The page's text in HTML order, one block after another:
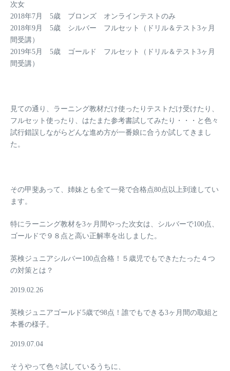
次女
2018年7月 5歳 ブロンズ オンラインテストのみ
2018年9月 5歳 シルバー フルセット（ドリル＆テスト3ヶ月
間受講）
2019年5月 5歳 ゴールド フルセット（ドリル＆テスト3ヶ月
間受講）
見ての通り、ラーニング教材だけ使ったりテストだけ受けたり、
フルセット使ったり、はたまた参考書試してみたり・・・と色々
試行錯誤しながらどんな進め方が一番娘に合うか試してきまし
た。
その甲斐あって、姉妹とも全て一発で合格点80点以上到達してい
ます。
特にラーニング教材を3ヶ月間やった次女は、シルバーで100点、
ゴールドで ９８ 点と高い正解率を出しました。
英検ジュニアシルバー100点合格！５歳児でもできたたった４つ
の対策とは？
2019.02.26
英検ジュニアゴールド5歳で98点！誰でもできる3ヶ月間の取組と
本番の様子。
2019.07.04
そうやって色々試しているうちに、